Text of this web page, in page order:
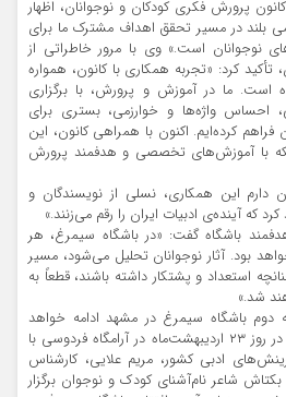
پرورش فکری کودکان و نوجوانان، اظهار
بلند در مسیر تحقق اهداف مشترک ما برای
نوجوانان است.» وی با مرور خاطراتی از
کرد: «تجربه همکاری با کانون، همواره
است. ما در آموزش و پرورش، با برگزاری
احساس واژه‌ها و خوارزمی، بستری برای
کرده‌ایم. اکنون با همراهی کانون، این
بلکه با آموزش‌های تخصصی و هدفمند پرورش
دارم این همکاری، نسلی از نویسندگان و
که آینده‌ی ادبیات ایران را رقم می‌زنند.»
باشگاه گفت: «در باشگاه سیمرغ، هر
بود. آثار نوجوانان تحلیل می‌شود، مسیر
استعداد و پشتکار داشته باشند، قطعاً به
شد.»
دوم باشگاه سیمرغ در مشهد ادامه خواهد
یافت و آیین رسمی افتتاح آن در روز ۲۳ اردیبهشت‌ماه در آرامگاه فردوسی با
ادبی کشور، مریم علایی، کارشناس
غلامرضا بکتاش شاعر نام‌آشنای کودک و نوجوان برگزار